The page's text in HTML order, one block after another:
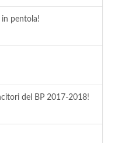
pentola!
del BP 2017-2018!